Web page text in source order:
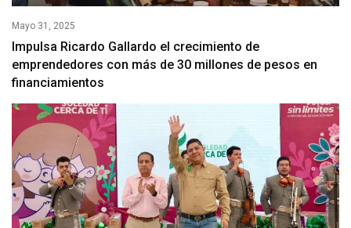
Mayo 31, 2025
Impulsa Ricardo Gallardo el crecimiento de
emprendedores con más de 30 millones de pesos en
financiamientos